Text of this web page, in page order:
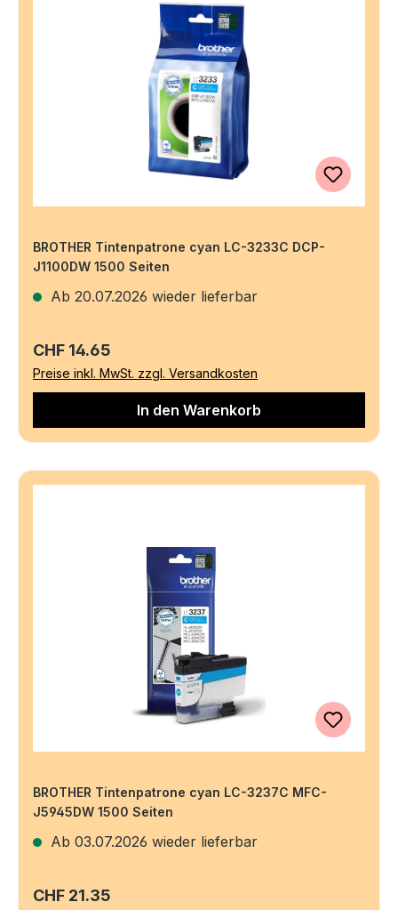
BROTHER Tintenpatrone cyan LC-3233C DCP-
J1100DW 1500 Seiten
Ab 20.07.2026 wieder lieferbar
Regulärer Preis:
CHF 14.65
Preise inkl. MwSt. zzgl. Versandkosten
In den Warenkorb
BROTHER Tintenpatrone cyan LC-3237C MFC-
J5945DW 1500 Seiten
Ab 03.07.2026 wieder lieferbar
Regulärer Preis:
CHF 21.35